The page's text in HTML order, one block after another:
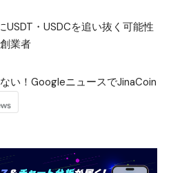
USDT・USDCを追い抜く可能性
業者
い！GoogleニュースでJinaCoin